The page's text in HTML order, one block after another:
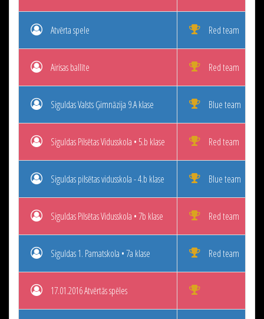
Atvērta spele Red team
Airisas ballīte Red team
Siguldas Valsts Ģimnāzija 9.A klase Blue team
Siguldas Pilsētas Vidusskola • 5.b klase Red team
Siguldas pilsētas vidusskola - 4.b klase Blue team
Siguldas Pilsētas Vidusskola • 7b klase Red team
Siguldas 1. Pamatskola • 7a klase Red team
17.01.2016 Atvērtās spēles